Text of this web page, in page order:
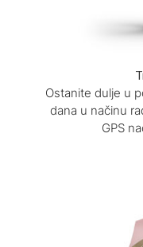
Ostanite dulje u
dana u načinu
GPS